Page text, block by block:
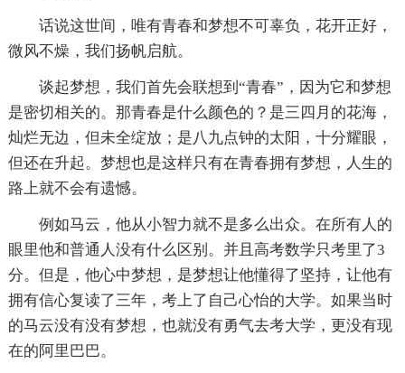
话说这世间，唯有青春和梦想不可辜负，花开正好，
微风不燥，我们扬帆启航。
谈起梦想，我们首先会联想到“青春”，因为它和梦想
是密切相关的。那青春是什么颜色的？是三四月的花海，
灿烂无边，但未全绽放；是八九点钟的太阳，十分耀眼，
但还在升起。梦想也是这样只有在青春拥有梦想，人生的
路上就不会有遗憾。
例如马云，他从小智力就不是多么出众。在所有人的
眼里他和普通人没有什么区别。并且高考数学只考里了3
分。但是，他心中梦想，是梦想让他懂得了坚持，让他有
拥有信心复读了三年，考上了自己心怡的大学。如果当时
的马云没有没有梦想，也就没有勇气去考大学，更没有现
在的阿里巴巴。